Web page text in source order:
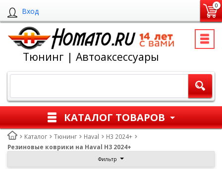
Вход
0
Тюнинг | Автоаксессуары
КАТАЛОГ ТОВАРОВ
Каталог Тюнинг Haval
H3 2024+
Резиновые коврики на Haval H3 2024+
Фильтр